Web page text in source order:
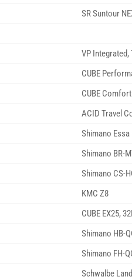
SR Suntour
VP Integrated,
CUBE
CUBE
ACID Travel
Shimano Essa
Shimano BR-
Shimano CS-
KMC Z8
CUBE EX25,
Shimano HB-
Shimano FH-
Schwalbe